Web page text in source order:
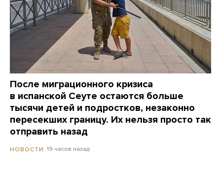
После миграционного кризиса
в испанской Сеуте остаются больше
тысячи детей и подростков, незаконно
пересекших границу. Их нельзя просто так
отправить назад
НОВОСТИ 19 часов назад